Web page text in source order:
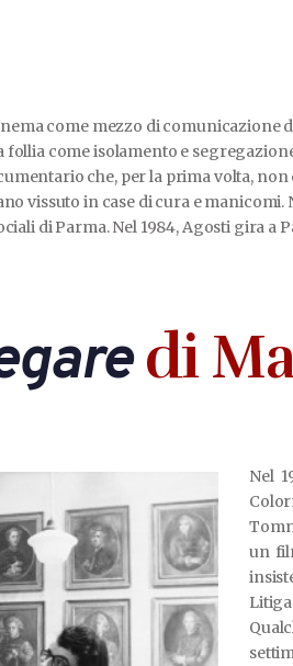
come mezzo di comunicazione
follia come isolamento e
che, per la prima volta,
vissuto in case di cura e
di Parma. Nel 1984, Agosti gira a
di
Nel
un